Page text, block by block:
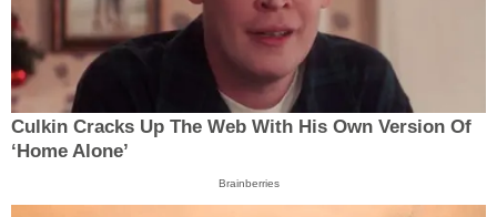
Culkin Cracks Up The Web With His Own Version Of
‘Home Alone’
Brainberries